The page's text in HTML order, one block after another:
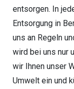
entsorgen. In
Entsorgung in
uns an Regeln
wird bei uns nur
wir Ihnen unser
Umwelt ein und